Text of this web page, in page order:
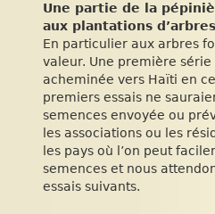
Une partie de la
aux plantations
En particulier aux arbres
valeur. Une première série
acheminée vers Haïti en
premiers essais ne
semences envoyée ou
les associations ou les
les pays où l’on peut
semences et nous
essais suivants.